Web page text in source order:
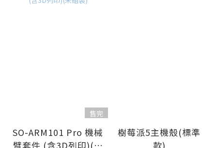
售完
SO-ARM101 Pro 機械
臂套件 (含3D列印)(未
樹莓派5主機殼(標準
款)